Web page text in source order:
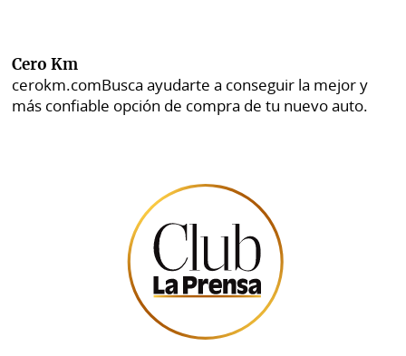
Cero Km
cerokm.comBusca ayudarte a conseguir la mejor y
más confiable opción de compra de tu nuevo auto.